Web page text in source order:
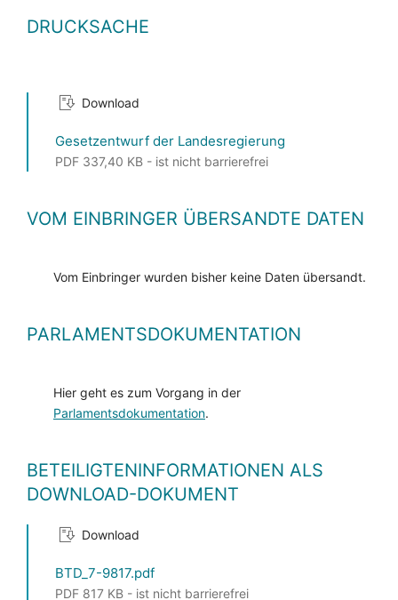
DRUCKSACHE
Download
Gesetzentwurf der Landesregierung
PDF 337,40 KB - ist nicht barrierefrei
VOM EINBRINGER ÜBERSANDTE DATEN
Vom Einbringer wurden bisher keine Daten übersandt.
PARLAMENTSDOKUMENTATION
Hier geht es zum Vorgang in der
Parlamentsdokumentation.
BETEILIGTENINFORMATIONEN ALS
DOWNLOAD-DOKUMENT
Download
BTD_7-9817.pdf
PDF 817 KB - ist nicht barrierefrei